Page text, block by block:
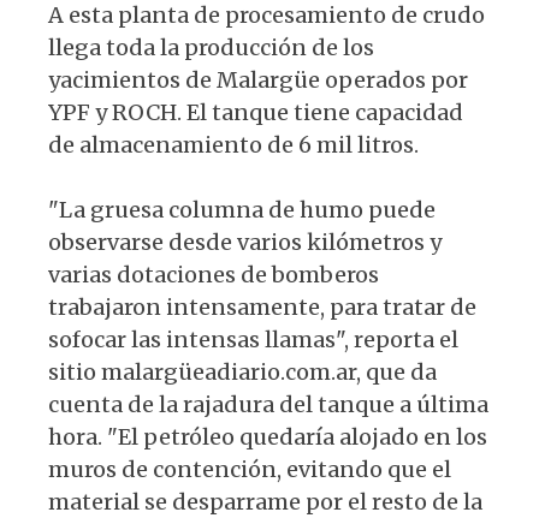
A esta planta de procesamiento de crudo
llega toda la producción de los
yacimientos de Malargüe operados por
YPF y ROCH. El tanque tiene capacidad
de almacenamiento de 6 mil litros.
"La gruesa columna de humo puede
observarse desde varios kilómetros y
varias dotaciones de bomberos
trabajaron intensamente, para tratar de
sofocar las intensas llamas", reporta el
sitio malargüeadiario.com.ar, que da
cuenta de la rajadura del tanque a última
hora. "El petróleo quedaría alojado en los
muros de contención, evitando que el
material se desparrame por el resto de la